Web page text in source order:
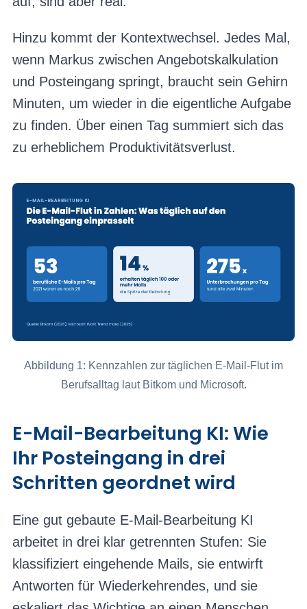
Hinzu kommt der Kontextwechsel. Jedes Mal,
wenn Markus zwischen Angebotskalkulation
und Posteingang springt, braucht sein Gehirn
Minuten, um wieder in die eigentliche Aufgabe
zu finden. Über einen Tag summiert sich das
zu erheblichem Produktivitätsverlust.
Abbildung 1: Kennzahlen zur täglichen E-Mail-Flut im
Berufsalltag laut Bitkom und Microsoft.
E-Mail-Bearbeitung KI: Wie
Ihr Posteingang in drei
Schritten geordnet wird
Eine gut gebaute E-Mail-Bearbeitung KI
arbeitet in drei klar getrennten Stufen: Sie
klassifiziert eingehende Mails, sie entwirft
Antworten für Wiederkehrendes, und sie